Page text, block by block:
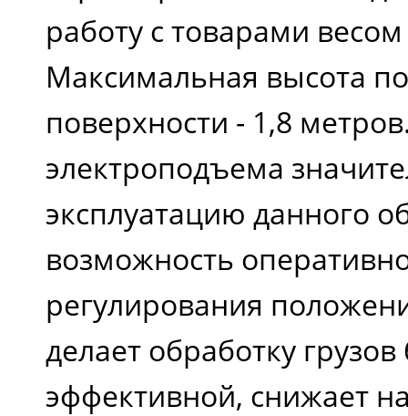
работу с товарами
Максимальная высота
поверхности - 1,8
электроподъема
эксплуатацию данного
возможность
регулирования
делает обработку
эффективной, снижает